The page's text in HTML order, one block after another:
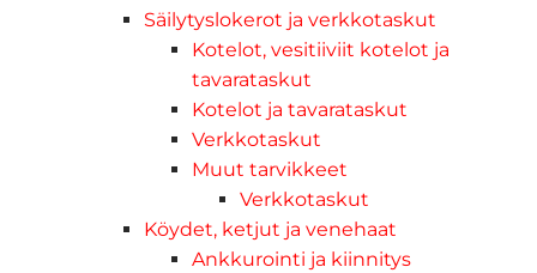
Säilytyslokerot ja verkkotaskut
Kotelot, vesitiiviit kotelot ja
tavarataskut
Kotelot ja tavarataskut
Verkkotaskut
Muut tarvikkeet
Verkkotaskut
Köydet, ketjut ja venehaat
Ankkurointi ja kiinnitys